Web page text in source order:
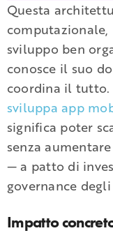
Questa
sviluppo ben
conosce il suo
coordina il tutto.
sviluppa app
significa poter
senza
— a patto di
governance
Impatto